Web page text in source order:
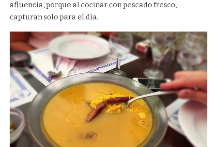
afluencia, porque al cocinar con pescado fresco,
capturan solo para el día.